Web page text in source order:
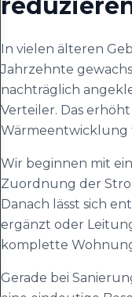
In vielen älteren
Jahrzehnte
nachträglich
Verteiler. Das
Wärmeentwicklung
Wir beginnen mit
Zuordnung der
Danach lässt sich
ergänzt oder
komplette
Gerade bei